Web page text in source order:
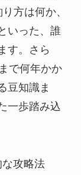
方は何か、
いった、誰
す。さら
で何年かか
豆知識ま
一歩踏み込
攻略法